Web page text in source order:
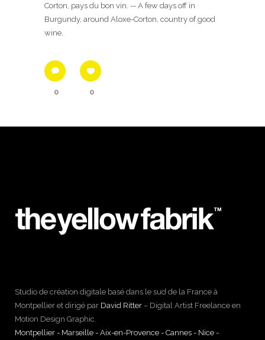
Corton, pays du bon vin. -- A few days off in
Burgundy, around Aloxe-Corton, country of good
wine.
0 0
Studio de création digitale basé dans le sud de la France à
Montpellier et dirigé par David Ritter – Digital Artist Freelance en
Motion Design Graphic.
Montpellier - Marseille - Aix-en-Provence - Cannes - Nice -